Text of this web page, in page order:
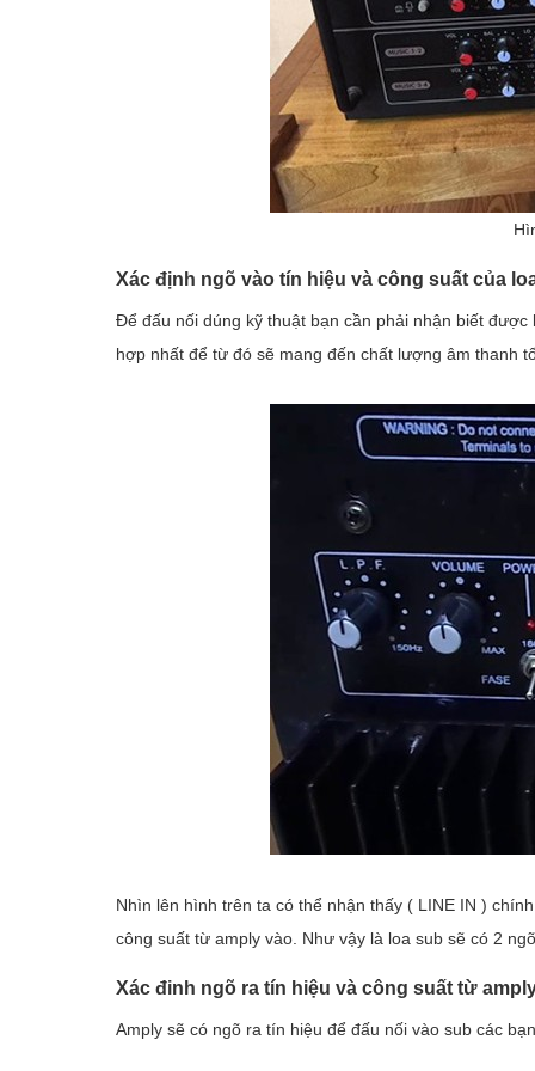
Xác định ngõ vào tín hiệu và công suất của
Để đấu nối dúng kỹ thuật bạn cần phải nhận biết
hợp nhất để từ đó sẽ mang đến chất lượng âm thanh
Nhìn lên hình trên ta có thể nhận thấy ( LINE IN )
công suất từ amply vào. Như vậy là loa sub sẽ có 2
Xác đinh ngõ ra tín hiệu và công suất từ
Amply sẽ có ngõ ra tín hiệu để đấu nối vào sub các